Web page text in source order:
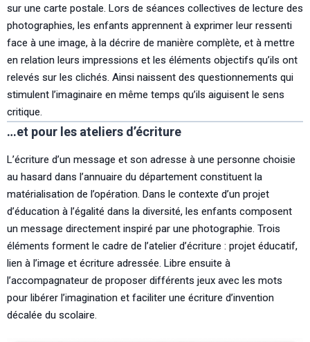
sur une carte postale. Lors de séances collectives de lecture des
photographies, les enfants apprennent à exprimer leur ressenti
face à une image, à la décrire de manière complète, et à mettre
en relation leurs impressions et les éléments objectifs qu’ils ont
relevés sur les clichés. Ainsi naissent des questionnements qui
stimulent l’imaginaire en même temps qu’ils aiguisent le sens
critique.
…et pour les ateliers d’écriture
L’écriture d’un message et son adresse à une personne choisie
au hasard dans l’annuaire du département constituent la
matérialisation de l’opération. Dans le contexte d’un projet
d’éducation à l’égalité dans la diversité, les enfants composent
un message directement inspiré par une photographie. Trois
éléments forment le cadre de l’atelier d’écriture : projet éducatif,
lien à l’image et écriture adressée. Libre ensuite à
l’accompagnateur de proposer différents jeux avec les mots
pour libérer l’imagination et faciliter une écriture d’invention
décalée du scolaire.